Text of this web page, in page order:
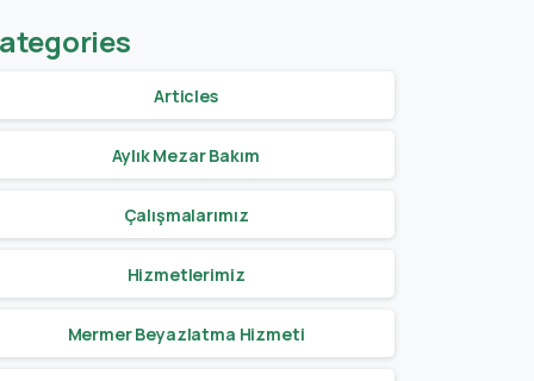
Articles
Aylık Mezar Bakım
Çalışmalarımız
Hizmetlerimiz
Mermer Beyazlatma Hizmeti